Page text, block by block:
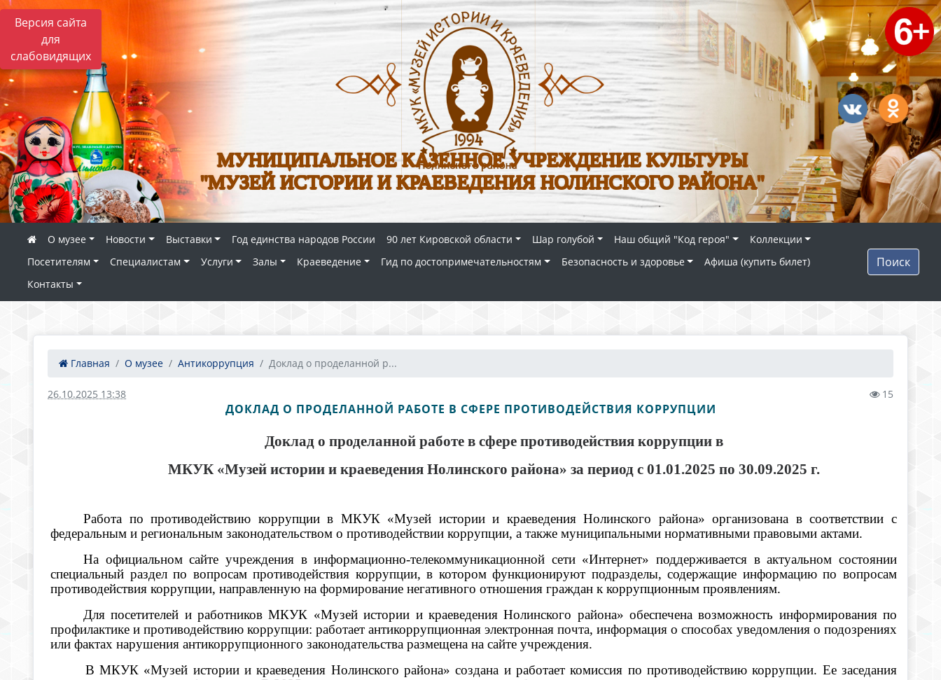
Версия сайта
для
слабовидящих
МУНИЦИПАЛЬНОЕ КАЗЕННОЕ УЧРЕЖДЕНИЕ КУЛЬТУРЫ
"МУЗЕЙ ИСТОРИИ И КРАЕВЕДЕНИЯ НОЛИНСКОГО РАЙОНА"
О музее Новости Выставки Год единства народов России 90 лет Кировской области Шар голубой Наш общий "Код героя"
Коллекции
Посетителям
Специалистам Услуги Залы Краеведение Гид по достопримечательностям Безопасность и здоровье
Афиша (купить билет)
Контакты
Поиск
Главная О музее Антикоррупция Доклад о проделанной р...
26.10.2025 13:38 15
ДОКЛАД О ПРОДЕЛАННОЙ РАБОТЕ В СФЕРЕ ПРОТИВОДЕЙСТВИЯ КОРРУПЦИИ
Доклад о проделанной работе в сфере противодействия коррупции в
МКУК «Музей истории и краеведения Нолинского района» за период с 01.01.2025 по 30.09.2025 г.
Работа по противодействию коррупции в МКУК «Музей истории и краеведения Нолинского района» организована в соответствии с
федеральным и региональным законодательством о противодействии коррупции, а также муниципальными нормативными правовыми актами.
На официальном сайте учреждения в информационно-телекоммуникационной сети «Интернет» поддерживается в актуальном состоянии
специальный раздел по вопросам противодействия коррупции, в котором функционируют подразделы, содержащие информацию по вопросам
противодействия коррупции, направленную на формирование негативного отношения граждан к коррупционным проявлениям.
Для посетителей и работников МКУК «Музей истории и краеведения Нолинского района» обеспечена возможность информирования по
профилактике и противодействию коррупции: работает антикоррупционная электронная почта, информация о способах уведомления о подозрениях
или фактах нарушения антикоррупционного законодательства размещена на сайте учреждения.
В МКУК «Музей истории и краеведения Нолинского района» создана и работает комиссия по противодействию коррупции. Ее заседания